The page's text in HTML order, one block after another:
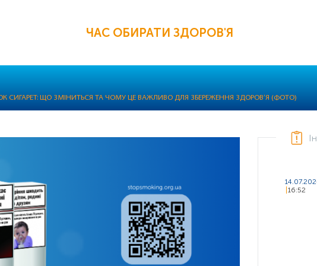
ЧАС ОБИРАТИ ЗДОРОВ'Я
СИГАРЕТ: ЩО ЗМІНИТЬСЯ ТА ЧОМУ ЦЕ ВАЖЛИВО ДЛЯ ЗБЕРЕЖЕННЯ ЗДОРОВ’Я (ФОТО)
16:52